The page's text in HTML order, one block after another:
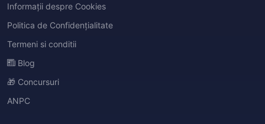
Informații despre Cookies
Politica de Confidențialitate
Termeni si conditii
Blog
🎁 Concursuri
ANPC